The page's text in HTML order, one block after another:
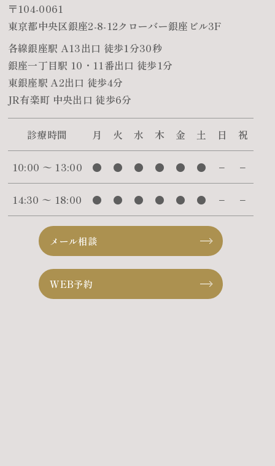
〒104-0061
東京都中央区銀座2-8-12クローバー銀座ビル3F
各線銀座駅 A13出口 徒歩1分30秒
銀座一丁目駅 10・11番出口 徒歩1分
東銀座駅 A2出口 徒歩4分
JR有楽町 中央出口 徒歩6分
診療時間 月 火 水 木 金 土 日 祝
10:00 〜 13:00 ● ● ● ● ● ● − −
14:30 〜 18:00 ● ● ● ● ● ● − −
メール相談
WEB予約